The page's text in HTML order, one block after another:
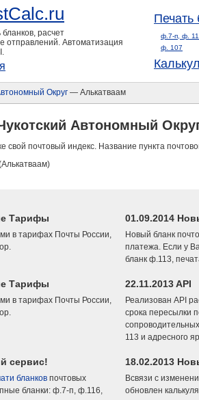
расчет
отправлений. Автоматизация
Печать
ф.7-п, ф.
ф. 107
Округ — Алькатваам
Автономный
свой почтовый индекс. Название пункта
Тарифы
в тарифах Почты России,
01.09.2014
Новый бланк
платежа. Если у
бланк ф.113,
Тарифы
в тарифах Почты России,
22.11.2013 API
Реализован API
срока пересылки
113 и адресного
сервис!
бланков почтовых
бланки: ф.7-п, ф.116,
18.02.2013
Всвязи с
обновлен